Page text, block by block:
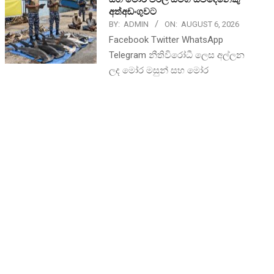
අත්අඩංගුවට
BY: ADMIN ON: AUGUST 6, 2026
Facebook Twitter WhatsApp
Telegram නීතිවිරෝධී ලෙස අල්ලන
ලද මෝර මසුන් සහ මෝර